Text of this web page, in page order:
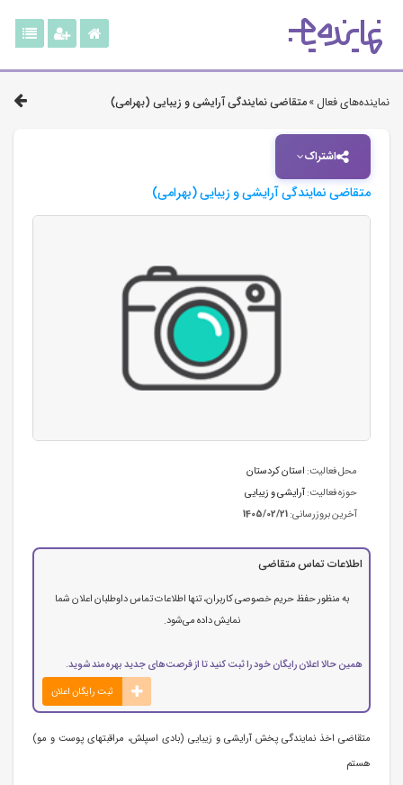
نماینده‌های فعال »متقاضی نمایندگی آرایشی و زیبایی (بهرامی)
اشتراک
متقاضی نمایندگی آرایشی و زیبایی (بهرامی)
محل فعالیت: استان كردستان
حوزه فعالیت:آرایشی و زیبایی
آخرین بروزرسانی:1405/02/21
اطلاعات تماس متقاضی
به منظور حفظ حریم خصوصی کاربران، تنها اطلاعات تماس داوطلبان اعلان شما
نمایش داده می‌شود.
همین حالا اعلان رایگان خود را ثبت کنید تا از فرصت‌های جدید بهره‌مند شوید.
ثبت رایگان اعلان
متقاضی اخذ نمایندگی پخش آرایشی و زیبایی (بادی اسپلش، مراقبتهای پوست و مو)
هستم